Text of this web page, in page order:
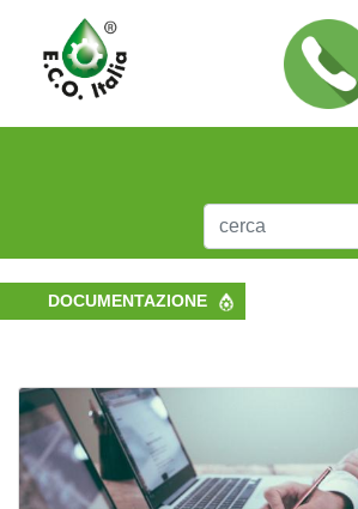
DOCUMENTAZIONE